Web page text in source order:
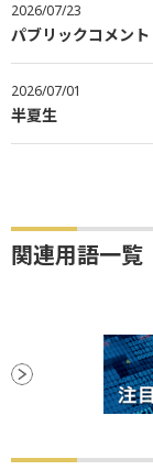
2026/07/23
パブリックコメント
2026/07/01
半夏生
関連用語一覧